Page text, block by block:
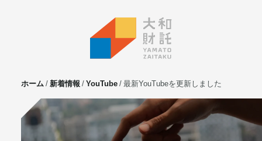
サービス
ホーム 新着情報 YouTube 最新YouTubeを更新しました